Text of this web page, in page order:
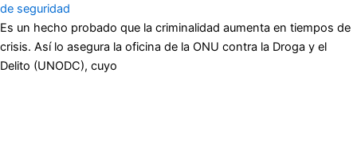
de seguridad
Es un hecho probado que la criminalidad aumenta en tiempos de
crisis. Así lo asegura la oficina de la ONU contra la Droga y el
Delito (UNODC), cuyo